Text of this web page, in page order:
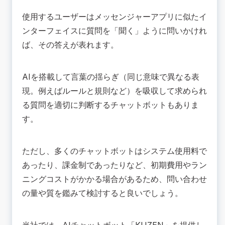
使用するユーザーはメッセンジャーアプリに似たイ
ンターフェイスに質問を「聞く」ように問いかけれ
ば、その答えが表れます。
AIを搭載して言葉の揺らぎ（同じ意味で異なる表
現。例えばルールと規則など）を吸収して求められ
る質問を適切に判断するチャットボットもありま
す。
ただし、多くのチャットボットはシステム使用料で
あったり、課金制であったりなど、初期費用やラン
ニングコストがかかる場合があるため、問い合わせ
の量や質を鑑みて検討すると良いでしょう。